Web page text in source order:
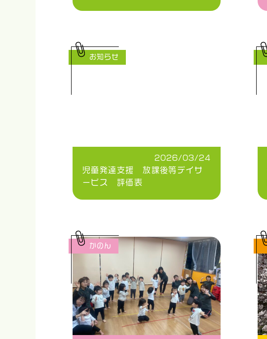
2026/03/24
児童発達支援 放課後等デイサ
ービス 評価表
お知らせ
かのん